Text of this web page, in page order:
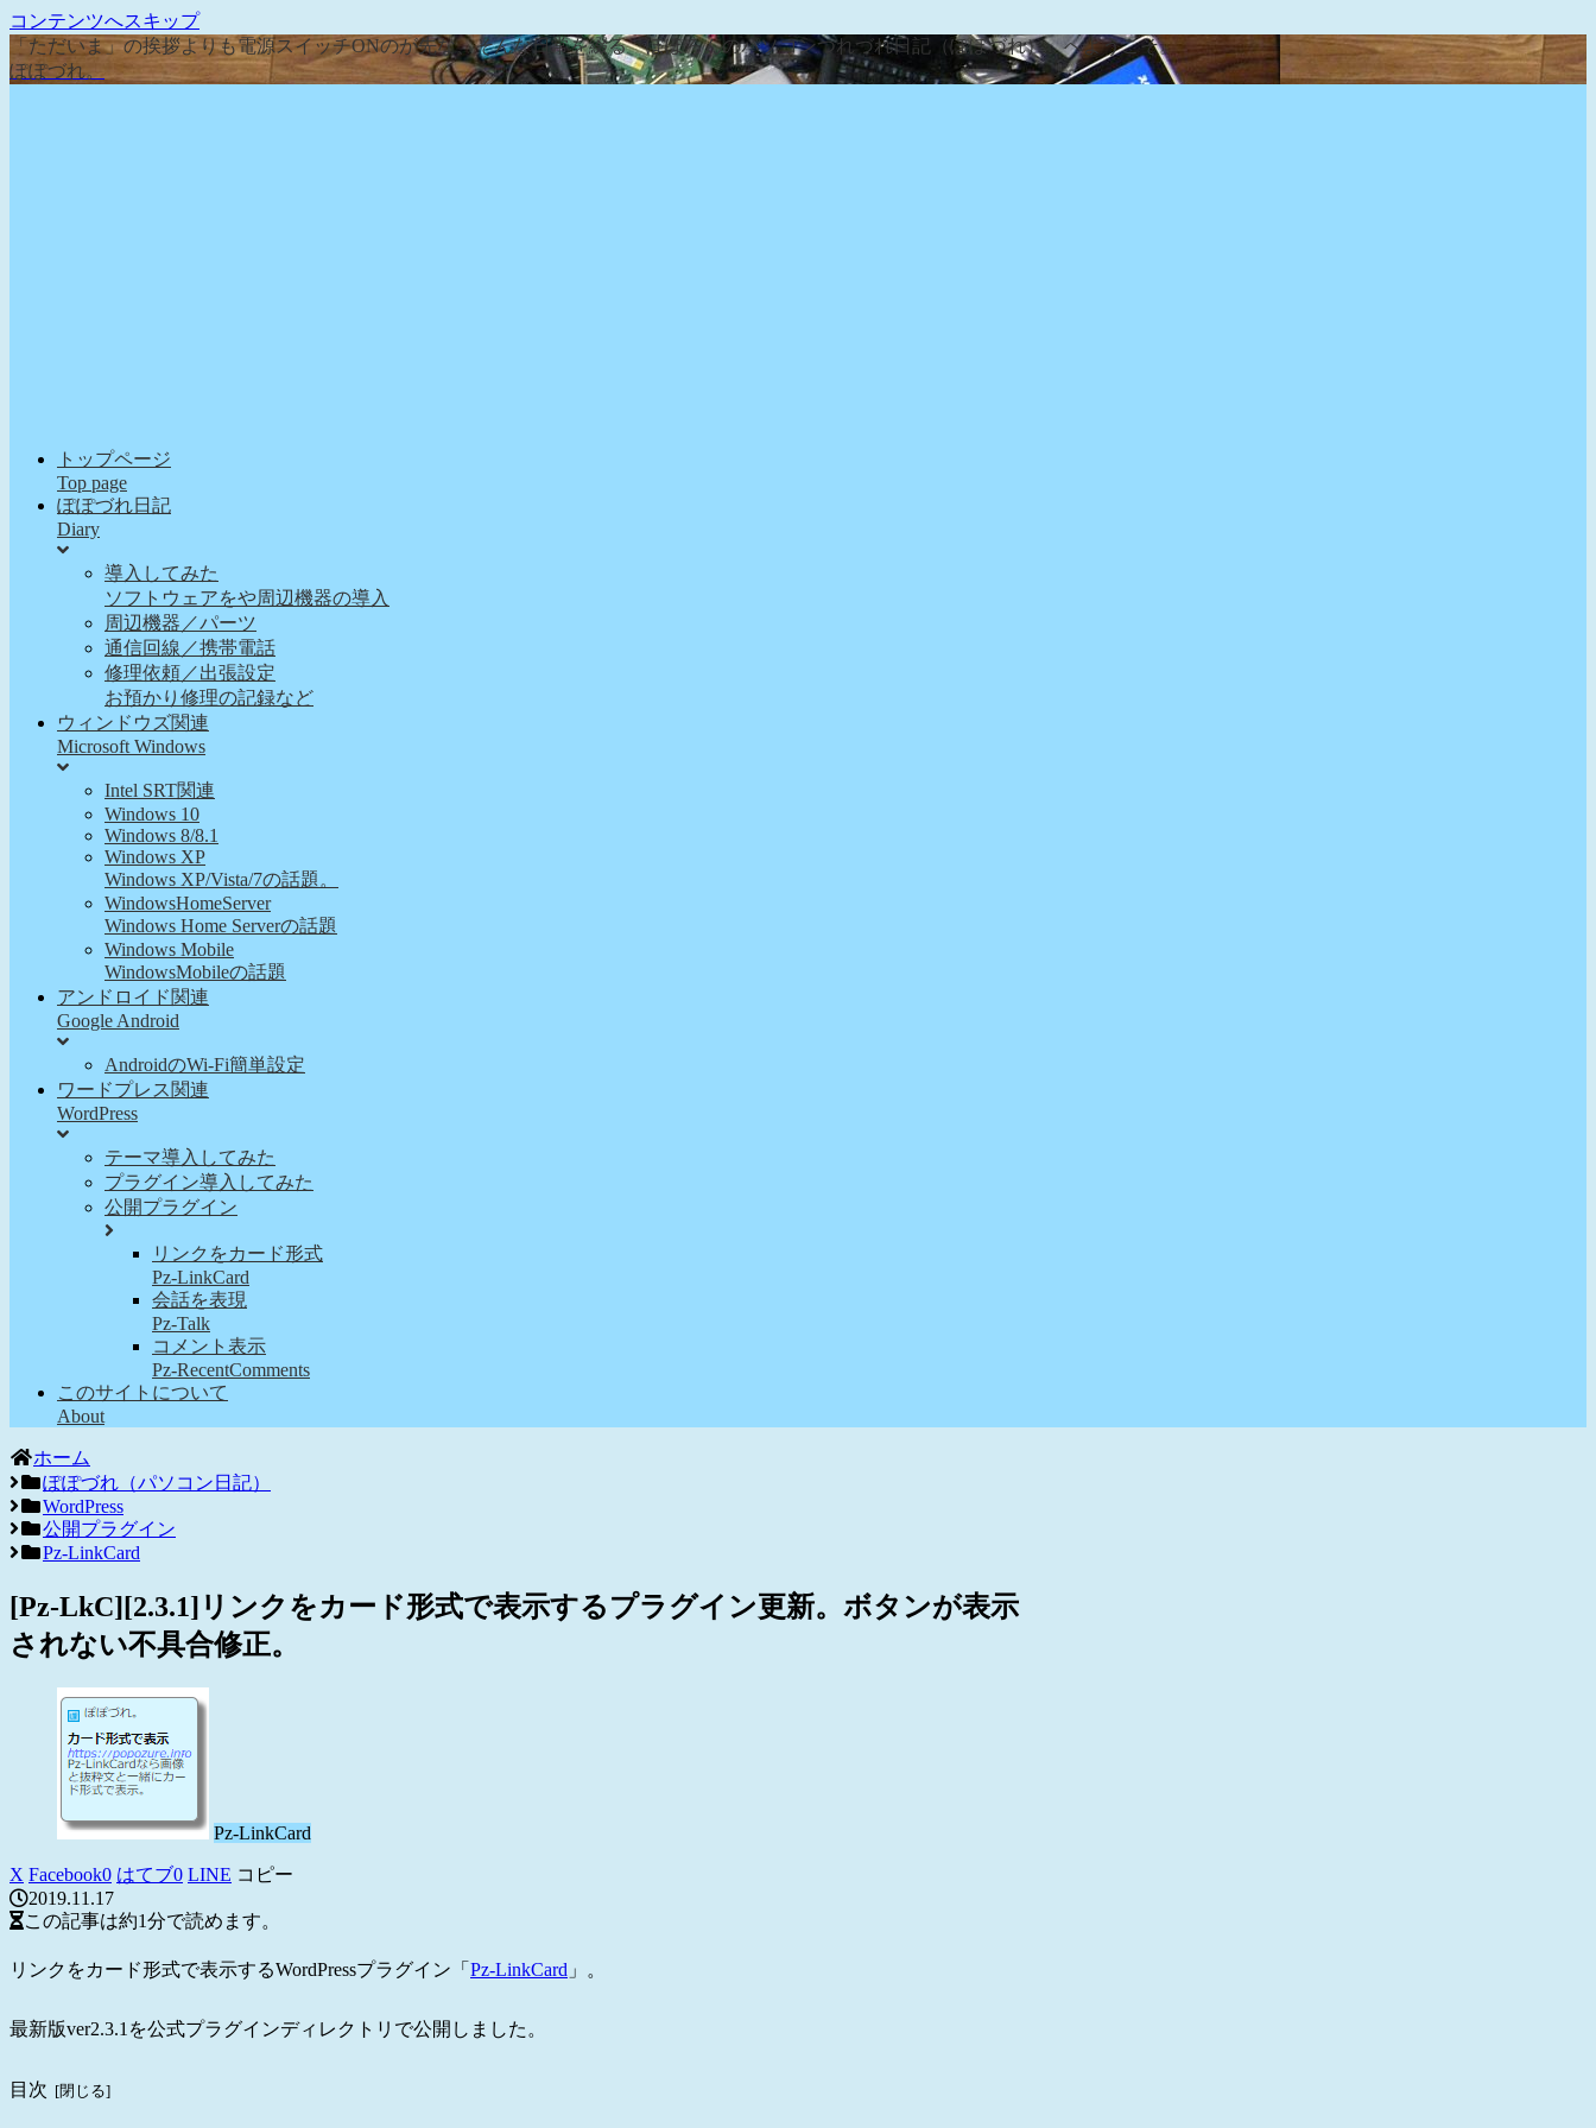
コンテンツへスキップ
「ただいま」の挨拶よりも電源スイッチONのが先な、そんな日常を綴る『ぽぽろんのパソコンつれづれ日記（ぽぽづれ）』へようこそ。
ぽぽづれ。
トップページ
Top page
ぽぽづれ日記
Diary
導入してみた
ソフトウェアをや周辺機器の導入
周辺機器／パーツ
通信回線／携帯電話
修理依頼／出張設定
お預かり修理の記録など
ウィンドウズ関連
Microsoft Windows
Intel SRT関連
Windows 10
Windows 8/8.1
Windows XP
Windows XP/Vista/7の話題。
WindowsHomeServer
Windows Home Serverの話題
Windows Mobile
WindowsMobileの話題
アンドロイド関連
Google Android
AndroidのWi-Fi簡単設定
ワードプレス関連
WordPress
テーマ導入してみた
プラグイン導入してみた
公開プラグイン
リンクをカード形式
Pz-LinkCard
会話を表現
Pz-Talk
コメント表示
Pz-RecentComments
このサイトについて
About
ホーム
ぽぽづれ（パソコン日記）
WordPress
公開プラグイン
Pz-LinkCard
[Pz-LkC][2.3.1]リンクをカード形式で表示するプラグイン更新。ボタンが表示
されない不具合修正。
Pz-LinkCard
X Facebook0 はてブ0 LINE コピー
2019.11.17
この記事は約1分で読めます。
リンクをカード形式で表示するWordPressプラグイン「 Pz-LinkCard 」。
最新版ver2.3.1を公式プラグインディレクトリで公開しました。
目次